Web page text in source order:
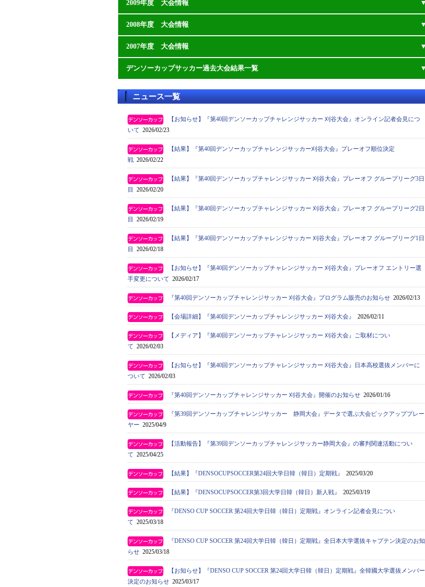
2009年度 大会情報
2008年度 大会情報
2007年度 大会情報
デンソーカップサッカー過去大会結果一覧
ニュース一覧
【お知らせ】『第40回デンソーカップチャレンジサッカー 刈谷大会』オンライン記者会見につ
いて 2026/02/23
【結果】『第40回デンソーカップチャレンジサッカー刈谷大会』プレーオフ順位決定
戦 2026/02/22
【結果】『第40回デンソーカップチャレンジサッカー 刈谷大会』プレーオフ グループリーグ3日
目 2026/02/20
【結果】『第40回デンソーカップチャレンジサッカー 刈谷大会』プレーオフ グループリーグ2日
目 2026/02/19
【結果】『第40回デンソーカップチャレンジサッカー 刈谷大会』プレーオフ グループリーグ1日
目 2026/02/18
【お知らせ】『第40回デンソーカップチャレンジサッカー 刈谷大会』プレーオフ エントリー選
手変更について 2026/02/17
『第40回デンソーカップチャレンジサッカー 刈谷大会』プログラム販売のお知らせ 2026/02/13
【会場詳細】『第40回デンソーカップチャレンジサッカー 刈谷大会』 2026/02/11
【メディア】『第40回デンソーカップチャレンジサッカー 刈谷大会』ご取材につい
て 2026/02/03
【お知らせ】『第40回デンソーカップチャレンジサッカー 刈谷大会』日本高校選抜メンバーに
ついて 2026/02/03
『第40回デンソーカップチャレンジサッカー 刈谷大会』開催のお知らせ 2026/01/16
『第39回デンソーカップチャレンジサッカー 静岡大会』データで選ぶ大会ピックアッププレー
ヤー 2025/04/9
【活動報告】『第39回デンソーカップチャレンジサッカー静岡大会』の審判関連活動につい
て 2025/04/25
【結果】『DENSOCUPSOCCER第24回大学日韓（韓日）定期戦』 2025/03/20
【結果】『DENSOCUPSOCCER第3回大学日韓（韓日）新人戦』 2025/03/19
『DENSO CUP SOCCER 第24回大学日韓（韓日）定期戦』オンライン記者会見につい
て 2025/03/18
『DENSO CUP SOCCER 第24回大学日韓（韓日）定期戦』全日本大学選抜キャプテン決定のお知
らせ 2025/03/18
【お知らせ】『DENSO CUP SOCCER 第24回大学日韓（韓日）定期戦』全韓國大学選抜メンバー
決定のお知らせ 2025/03/17